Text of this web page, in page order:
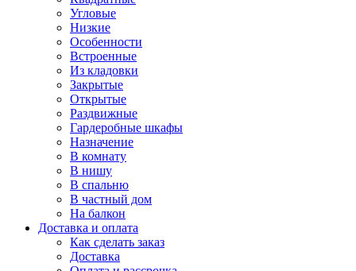
Угловые
Низкие
Особенности
Встроенные
Из кладовки
Закрытые
Открытые
Раздвижные
Гардеробные шкафы
Назначение
В комнату
В нишу
В спальню
В частный дом
На балкон
Доставка и оплата
Как сделать заказ
Доставка